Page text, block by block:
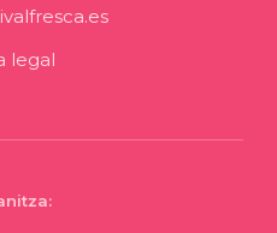
legal